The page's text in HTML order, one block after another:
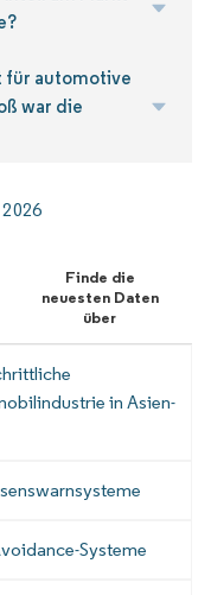
für automotive
war die
Finde die
neuesten Daten
über
in Asien-
Systeme